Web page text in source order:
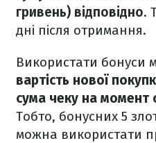
гривень) відповідно.
дні після отримання.
Використати бонуси
вартість нової
сума чеку на момент
Тобто, бонусних 5
можна використати